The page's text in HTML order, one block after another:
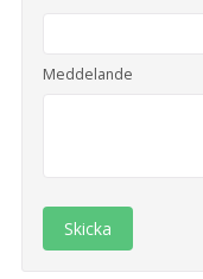
Meddelande
Skicka